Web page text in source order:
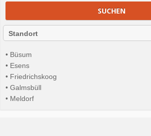
SUCHEN
Standort
• Büsum
• Esens
• Friedrichskoog
• Galmsbüll
• Meldorf